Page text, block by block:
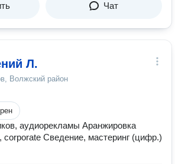
Чат
Л.
Волжский район
аудиорекламы Аранжировка
Сведение, мастеринг (цифр.)